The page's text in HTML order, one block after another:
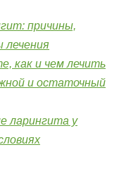
причины,
как и чем лечить
и остаточный
ларингита у